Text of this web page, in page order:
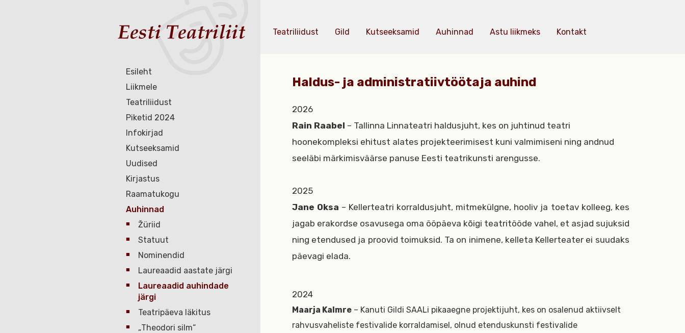
Esileht
Liikmele
Teatriliidust
Piketid 2024
Infokirjad
Kutseeksamid
Uudised
Kirjastus
Raamatukogu
Auhinnad
Žüriid
Statuut
Nominendid
Laureaadid aastate järgi
Laureaadid auhindade
järgi
Teatripäeva läkitus
„Theodori silm“
Teatriliidust Gild Kutseeksamid Auhinnad Astu liikmeks Kontakt
Haldus- ja administratiivtöötaja auhind
2026
Rain Raabel – Tallinna Linnateatri haldusjuht, kes on juhtinud teatri
hoonekompleksi ehitust alates projekteerimisest kuni valmimiseni ning andnud
seeläbi märkimisväärse panuse Eesti teatrikunsti arengusse.
2025
Jane Oksa – Kellerteatri korraldusjuht, mitmekülgne, hooliv ja toetav kolleeg, kes
jagab erakordse osavusega oma ööpäeva kõigi teatritööde vahel, et asjad sujuksid
ning etendused ja proovid toimuksid. Ta on inimene, kelleta Kellerteater ei suudaks
päevagi elada.
2024
Maarja Kalmre– Kanuti Gildi SAALi pikaaegne projektijuht, kes on osalenud aktiivselt
rahvusvaheliste festivalide korraldamisel, olnud etenduskunsti festivalide